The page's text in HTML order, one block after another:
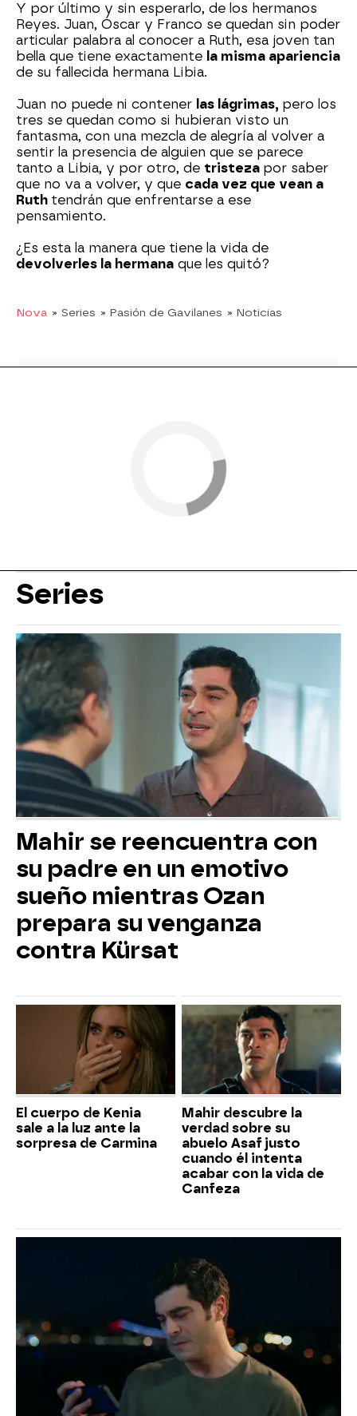
Y por último y sin esperarlo, de los hermanos
Reyes. Juan, Óscar y Franco se quedan sin poder
articular palabra al conocer a Ruth, esa joven tan
bella que tiene exactamente la misma apariencia
de su fallecida hermana Libia.
Juan no puede ni contener las lágrimas, pero los
tres se quedan como si hubieran visto un
fantasma, con una mezcla de alegría al volver a
sentir la presencia de alguien que se parece
tanto a Libia, y por otro, de tristeza por saber
que no va a volver, y que cada vez que vean a
Ruth tendrán que enfrentarse a ese
pensamiento.
¿Es esta la manera que tiene la vida de
devolverles la hermana que les quitó?
Nova » Series » Pasión de Gavilanes » Noticias
Series
Mahir se reencuentra con
su padre en un emotivo
sueño mientras Ozan
prepara su venganza
contra Kürsat
El cuerpo de Kenia
sale a la luz ante la
sorpresa de Carmina
Mahir descubre la
verdad sobre su
abuelo Asaf justo
cuando él intenta
acabar con la vida de
Canfeza